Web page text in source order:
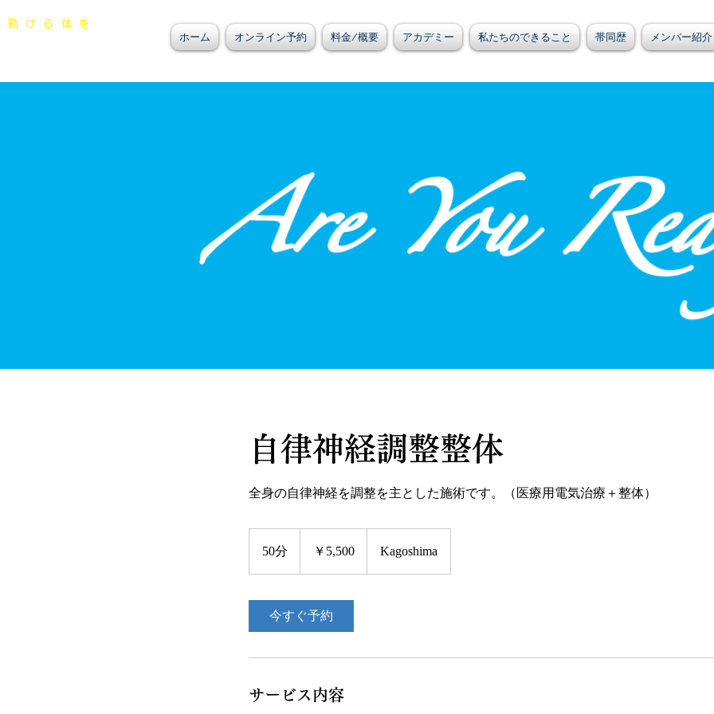
動ける体を
ホーム オンライン予約 料金/概要 アカデミー 私たちのできること 帯同歴 メンバー紹介
自律神経調整整体
全身の自律神経を調整を主とした施術です。（医療用電気治療＋整体）
50分 ￥5,500 Kagoshima
今すぐ予約
サービス内容